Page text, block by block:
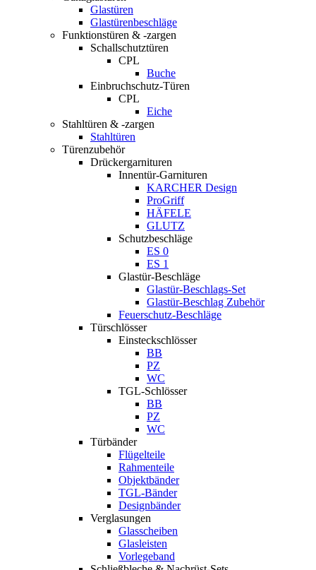
Glastüren
Glastürenbeschläge
Funktionstüren & -zargen
Schallschutztüren
CPL
Buche
Einbruchschutz-Türen
CPL
Eiche
Stahltüren & -zargen
Stahltüren
Türenzubehör
Drückergarnituren
Innentür-Garnituren
KARCHER Design
ProGriff
HÄFELE
GLUTZ
Schutzbeschläge
ES 0
ES 1
Glastür-Beschläge
Glastür-Beschlags-Set
Glastür-Beschlag Zubehör
Feuerschutz-Beschläge
Türschlösser
Einsteckschlösser
BB
PZ
WC
TGL-Schlösser
BB
PZ
WC
Türbänder
Flügelteile
Rahmenteile
Objektbänder
TGL-Bänder
Designbänder
Verglasungen
Glasscheiben
Glasleisten
Vorlegeband